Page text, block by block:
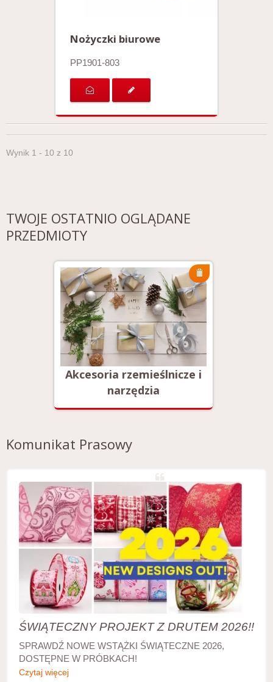
Nożyczki biurowe
PP1901-803
Wynik 1 - 10 z 10
TWOJE OSTATNIO OGLĄDANE
PRZEDMIOTY
Akcesoria rzemieślnicze i
narzędzia
Komunikat Prasowy
ŚWIĄTECZNY PROJEKT Z DRUTEM 2026!!
SPRAWDŹ NOWE WSTĄŻKI ŚWIĄTECZNE 2026,
DOSTĘPNE W PRÓBKACH!
Czytaj więcej